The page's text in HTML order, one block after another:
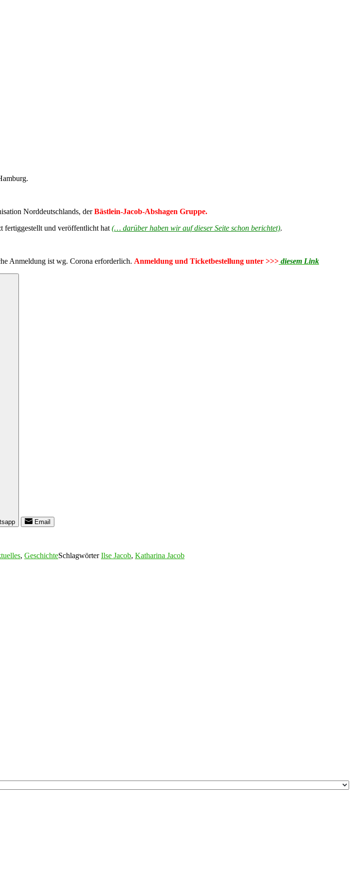
Norddeutschlands, derBästlein-Jacob-Abshagen Gruppe.
fertiggestellt und veröffentlicht hat (… darüber haben wir auf dieser Seite schon berichtet).
Anmeldung ist wg. Corona erforderlich. Anmeldung und Ticketbestellung unter >>> diesem Link
Email
, GeschichteSchlagwörterIlse Jacob, Katharina Jacob